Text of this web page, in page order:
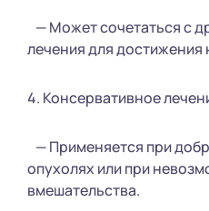
— Может сочетаться с
лечения для достижения
4. Консервативное
— Применяется при
опухолях или при
вмешательства.